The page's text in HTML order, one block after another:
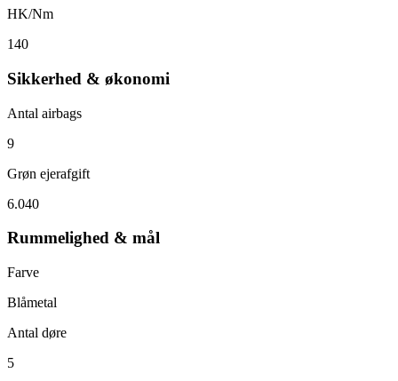
HK/Nm
140
Sikkerhed & økonomi
Antal airbags
9
Grøn ejerafgift
6.040
Rummelighed & mål
Farve
Blåmetal
Antal døre
5